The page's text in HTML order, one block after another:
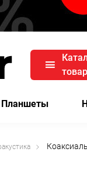
Планшеты